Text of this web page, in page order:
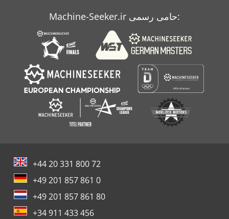
Weeke Bp 140
Weeke Bp 145
Machine-Seeker.ir حامی رسمی:
+44 20 331 800 72
+49 201 857 861 0
+49 201 857 861 80
+34 911 433 456